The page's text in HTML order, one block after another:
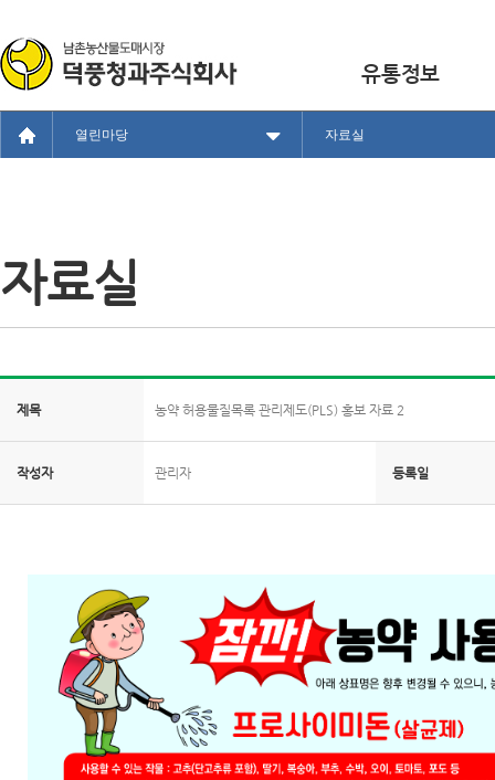
유통정보
열린마당 자료실
자료실
제목 농약 허용물질목록 관리제도(PLS) 홍보 자료 2
작성자 관리자 등록일